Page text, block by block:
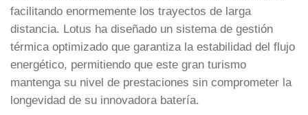
facilitando enormemente los trayectos de larga
distancia. Lotus ha diseñado un sistema de gestión
térmica optimizado que garantiza la estabilidad del flujo
energético, permitiendo que este gran turismo
mantenga su nivel de prestaciones sin comprometer la
longevidad de su innovadora batería.